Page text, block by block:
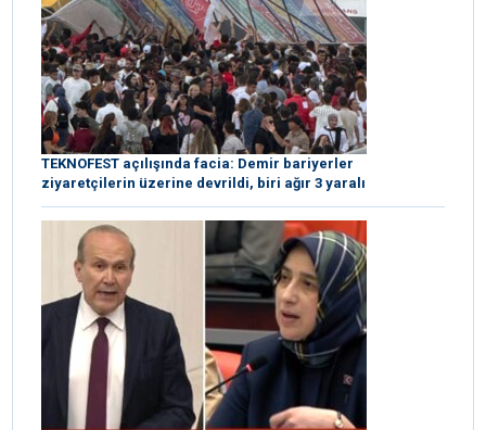
TEKNOFEST açılışında facia: Demir bariyerler
ziyaretçilerin üzerine devrildi, biri ağır 3 yaralı